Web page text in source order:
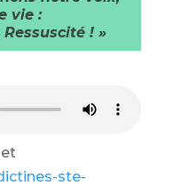
vie :
! »
ste-